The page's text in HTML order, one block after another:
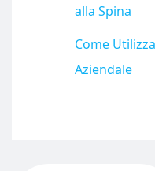
alla Spina
Come
Aziendale